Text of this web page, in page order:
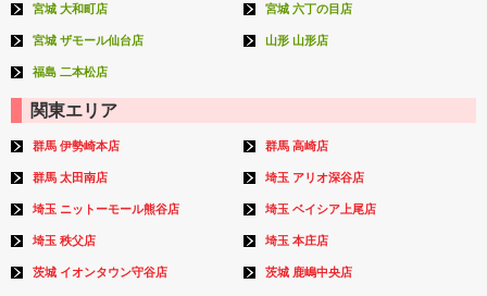
宮城 大和町店 宮城 六丁の目店
宮城 ザモール仙台店 山形 山形店
福島 二本松店
関東エリア
群馬 伊勢崎本店 群馬 高崎店
群馬 太田南店 埼玉 アリオ深谷店
埼玉 ニットーモール熊谷店 埼玉 ベイシア上尾店
埼玉 秩父店 埼玉 本庄店
茨城 イオンタウン守谷店 茨城 鹿嶋中央店